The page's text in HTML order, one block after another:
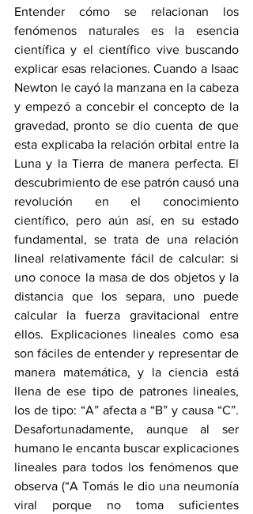
Entender cómo se relacionan los
fenómenos naturales es la esencia
científica y el científico vive buscando
explicar esas relaciones. Cuando a Isaac
Newton le cayó la manzana en la cabeza
y empezó a concebir el concepto de la
gravedad, pronto se dio cuenta de que
esta explicaba la relación orbital entre la
Luna y la Tierra de manera perfecta. El
descubrimiento de ese patrón causó una
revolución en el conocimiento
científico, pero aún así, en su estado
fundamental, se trata de una relación
lineal relativamente fácil de calcular: si
uno conoce la masa de dos objetos y la
distancia que los separa, uno puede
calcular la fuerza gravitacional entre
ellos. Explicaciones lineales como esa
son fáciles de entender y representar de
manera matemática, y la ciencia está
llena de ese tipo de patrones lineales,
los de tipo: “A” afecta a “B” y causa “C”.
Desafortunadamente, aunque al ser
humano le encanta buscar explicaciones
lineales para todos los fenómenos que
observa (“A Tomás le dio una neumonía
viral porque no toma suficientes